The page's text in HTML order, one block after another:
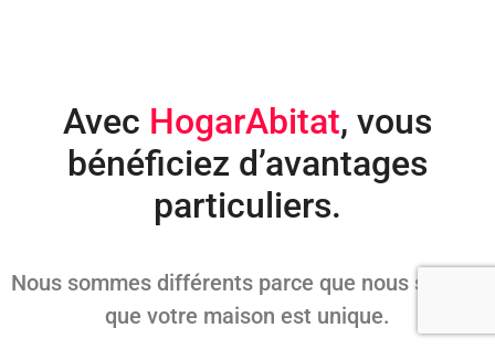
Avec HogarAbitat, vous
bénéficiez d’avantages
particuliers.
Nous sommes différents parce que nous savons
que votre maison est unique.